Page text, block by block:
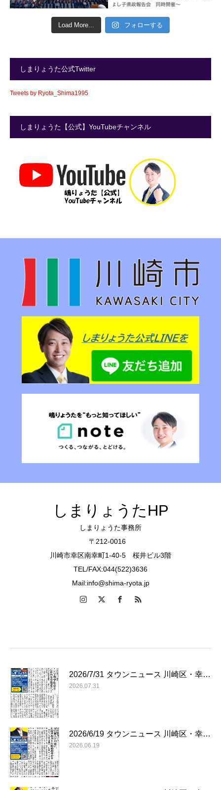
Load More... フォローする
しまりょうた公式Twitter
Tweets by Ryota_Shima1995
しまりょうた【公式】YouTubeチャンネル
しまりょうたHP
しまりょうた事務所
〒212-0016
川崎市幸区南幸町1-40-5 桜井ビル3階
TEL/FAX:044(522)3636
Mail:info@shima-ryota.jp
2026/7/31 タウンニュース 川崎区・幸…
2026.07.31
2026/6/19 タウンニュース 川崎区・幸…
2026.06.19